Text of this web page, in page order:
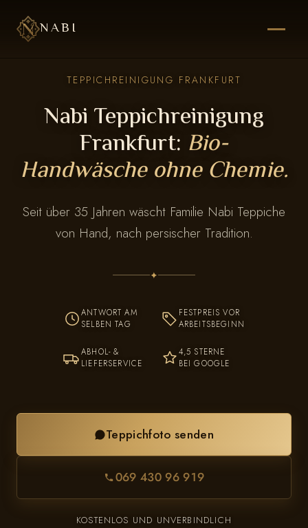
NABI
TEPPICHREINIGUNG FRANKFURT
Nabi Teppichreinigung
Frankfurt: Bio-
Handwäsche ohne Chemie.
Seit über 35 Jahren wäscht Familie Nabi Teppiche
von Hand, nach persischer Tradition.
✦
ANTWORT AM
SELBEN TAG
FESTPREIS VOR
ARBEITSBEGINN
ABHOL- &
LIEFERSERVICE
4,5 STERNE
BEI GOOGLE
Teppichfoto senden
069 430 96 919
KOSTENLOS UND UNVERBINDLICH